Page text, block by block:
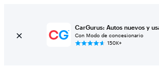
CarGurus: Autos nuevos y
Con Modo de concesionario
150K+